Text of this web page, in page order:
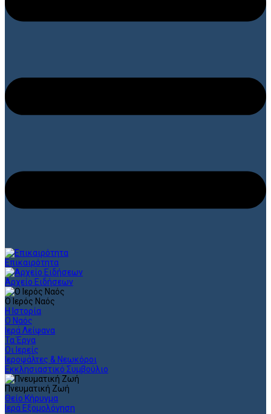
Επικαιρότητα
Αρχείο Ειδήσεων
Ο Ιερός Ναός
Η Ιστορία
Ο Ναός
Ιερά Λείψανα
Τα Έργα
Οι Ιερείς
Ιεροψάλτες & Νεωκόροι
Εκκλησιαστικό Συμβούλιο
Πνευματική Ζωή
Θείο Κήρυγμα
Ιερά Εξομολόγηση